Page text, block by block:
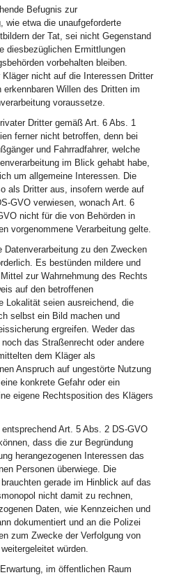
Befugnis zur
wie etwa die unaufgeforderte
der Tat, sei nicht Gegenstand
diesbezüglichen Ermittlungen
vorbehalten bleiben.
Kläger nicht auf die Interessen Dritter
erkennbaren Willen des Dritten im
voraussetze.
Dritter gemäß Art. 6 Abs. 1
ferner nicht betroffen, denn bei
und Fahrradfahrer, welche
im Blick gehabt habe,
um allgemeine Interessen. Die
als Dritter aus, insofern werde auf
GVO verwiesen, wonach Art. 6
nicht für die von Behörden in
vorgenommene Verarbeitung gelte.
Datenverarbeitung zu den Zwecken
Es bestünden mildere und
zur Wahrnehmung des Rechts
auf den betroffenen
Lokalität seien ausreichend, die
selbst ein Bild machen und
ergreifen. Weder das
das Straßenrecht oder andere
dem Kläger als
Anspruch auf ungestörte Nutzung
konkrete Gefahr oder ein
eigene Rechtsposition des Klägers
Art. 5 Abs. 2 DS-GVO
dass die zur Begründung
herangezogenen Interessen das
Personen überwiege. Die
gerade im Hinblick auf das
nicht damit zu rechnen,
Daten, wie Kennzeichen und
dokumentiert und an die Polizei
zum Zwecke der Verfolgung von
würden.
im öffentlichen Raum